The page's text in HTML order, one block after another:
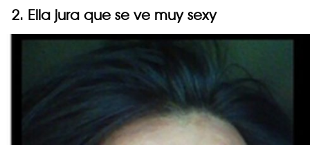
2. Ella jura que se ve muy sexy